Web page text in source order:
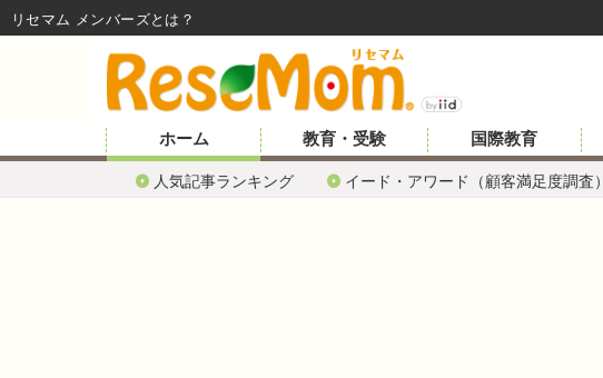
ホーム
人気記事ランキング イード・アワード（顧客満足度調査）
教育・受験 国際教育
リセマム メンバーズ